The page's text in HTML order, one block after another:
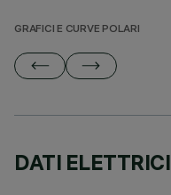
GRAFICI E CURVE POLARI
DATI ELETTRICI